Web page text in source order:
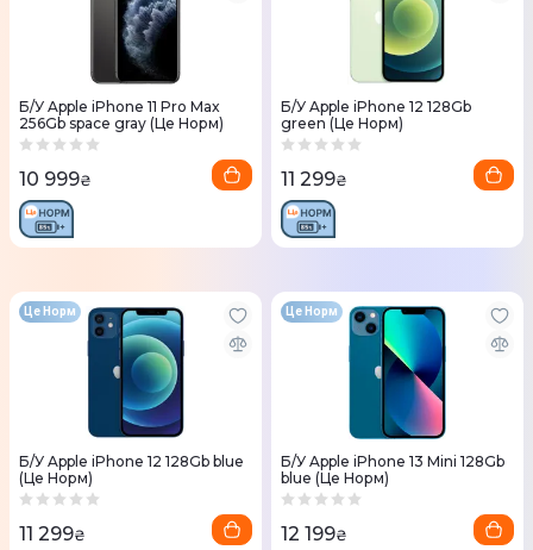
Б/У Apple iPhone 11 Pro Max
256Gb space gray (Це Норм)
10 999₴
Б/У Apple iPhone 12 128Gb
green (Це Норм)
11 299₴
Б/У Apple iPhone 12 128Gb blue
(Це Норм)
Це Норм
11 299₴
Б/У Apple iPhone 13 Mini 128Gb
blue (Це Норм)
Це Норм
12 199₴